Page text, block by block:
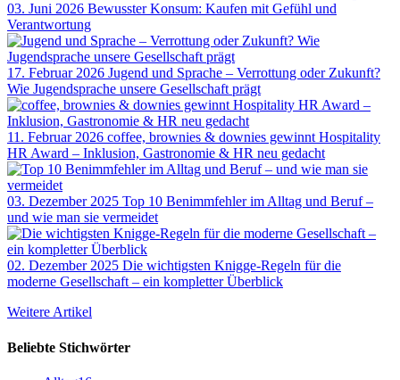
03. Juni 2026 Bewusster Konsum: Kaufen mit Gefühl und
Verantwortung
17. Februar 2026 Jugend und Sprache – Verrottung oder Zukunft?
Wie Jugendsprache unsere Gesellschaft prägt
11. Februar 2026 coffee, brownies & downies gewinnt Hospitality
HR Award – Inklusion, Gastronomie & HR neu gedacht
03. Dezember 2025 Top 10 Benimmfehler im Alltag und Beruf –
und wie man sie vermeidet
02. Dezember 2025 Die wichtigsten Knigge-Regeln für die
moderne Gesellschaft – ein kompletter Überblick
Weitere Artikel
Beliebte Stichwörter